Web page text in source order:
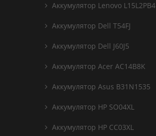
Аккумулятор Lenovo L15L2PB4
Аккумулятор Dell T54FJ
Аккумулятор Dell J60J5
Аккумулятор Acer AC14B8K
Аккумулятор Asus B31N1535
Аккумулятор HP SO04XL
Аккумулятор HP CC03XL